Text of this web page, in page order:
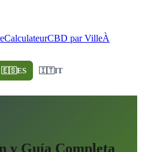
CalculateurCBD par VilleÀ
🇪🇸ES 🇮🇹IT
y Guía Completa